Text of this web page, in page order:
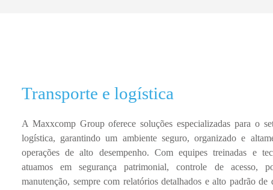
Transporte e logística
A Maxxcomp Groupoferece soluções especializadas para o
logística, garantindo um ambiente seguro, organizado e
operações de alto desempenho. Comequipes treinadas e
atuamos emsegurança patrimonial, controle de acesso,
manutenção, sempre com relatórios detalhados e alto padrão de